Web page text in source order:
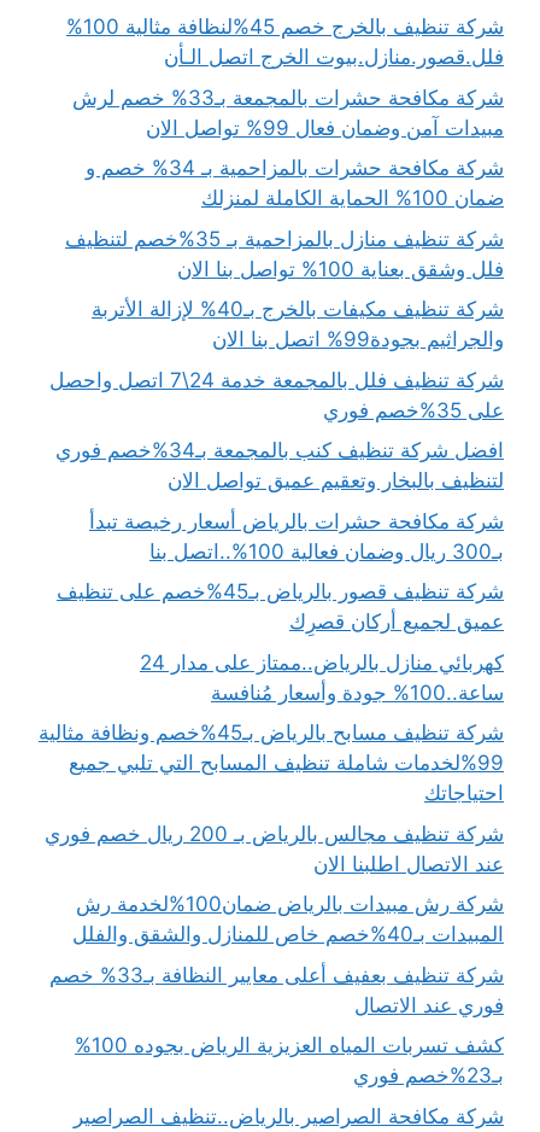
شركة تنظيف بالخرج خصم 45%لنظافة مثالية 100%
فلل.قصور.منازل.بيوت الخرج اتصل الـأن
شركة مكافحة حشرات بالمجمعة بـ33% خصم لرش
مبيدات آمن وضمان فعال 99% تواصل الان
شركة مكافحة حشرات بالمزاحمية بـ 34% خصم و
ضمان 100% الحماية الكاملة لمنزلك
شركة تنظيف منازل بالمزاحمية بـ 35%خصم لتنظيف
فلل وشقق بعناية 100% تواصل بنا الان
شركة تنظيف مكيفات بالخرج بـ40% لإزالة الأتربة
والجراثيم بجودة99% اتصل بنا الان
شركة تنظيف فلل بالمجمعة خدمة 24\7 اتصل واحصل
على 35%خصم فوري
افضل شركة تنظيف كنب بالمجمعة بـ34%خصم فوري
لتنظيف بالبخار وتعقيم عميق تواصل الان
شركة مكافحة حشرات بالرياض أسعار رخيصة تبدأ
بـ300 ريال وضمان فعالية 100%..اتصل بنا
شركة تنظيف قصور بالرياض بـ45%خصم على تنظيف
عميق لجميع أركان قصرِك
كهربائي منازل بالرياض..ممتاز على مدار 24
ساعة..100% جودة وأسعار مُنافسة
شركة تنظيف مسابح بالرياض بـ45%خصم ونظافة مثالية
99%لخدمات شاملة تنظيف المسابح التي تلبي جميع
احتياجاتك
شركة تنظيف مجالس بالرياض بـ 200 ريال خصم فوري
عند الاتصال اطلبنا الان
شركة رش مبيدات بالرياض ضمان100%لخدمة رش
المبيدات بـ40%خصم خاص للمنازل والشقق والفلل
شركة تنظيف بعفيف أعلى معايير النظافة بـ33% خصم
فوري عند الاتصال
كشف تسربات المياه العزيزية الرياض بجوده 100%
بـ23%خصم فوري
شركة مكافحة الصراصير بالرياض..تنظيف الصراصير